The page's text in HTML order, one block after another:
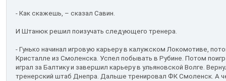
- Как скажешь, – сказал Савин.
И Штанюк решил поизучать следующего тренера.
- Гунько начинал игровую карьеру в калужском Локомотиве,
Кристалле из Смоленска. Успел побывать в Рубине. Потом
играл за Балтику и завершил карьеру в ульяновской Волге.
тренерский штаб Днепра. Дальше тренировал ФК Смоленск. А